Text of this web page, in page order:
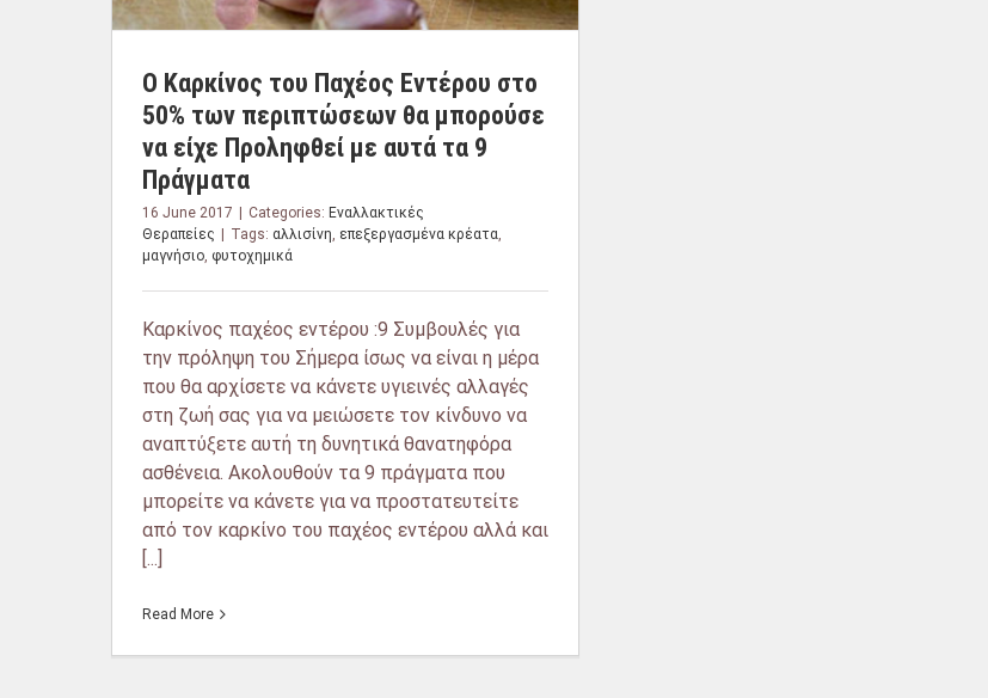
Ο Καρκίνος του Παχέος Εντέρου στο
50% των περιπτώσεων θα μπορούσε
να είχε Προληφθεί με αυτά τα 9
Πράγματα
16 June 2017 Categories: Εναλλακτικές
Θεραπείες
Tags: αλλισίνη, επεξεργασμένα κρέατα,
μαγνήσιο, φυτοχημικά
Καρκίνος παχέος εντέρου :9 Συμβουλές για
την πρόληψη του Σήμερα ίσως να είναι η μέρα
που θα αρχίσετε να κάνετε υγιεινές αλλαγές
στη ζωή σας για να μειώσετε τον κίνδυνο να
αναπτύξετε αυτή τη δυνητικά θανατηφόρα
ασθένεια. Ακολουθούν τα 9 πράγματα που
μπορείτε να κάνετε για να προστατευτείτε
από τον καρκίνο του παχέος εντέρου αλλά και
[...]
Read More